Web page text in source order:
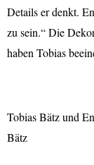
Details er denkt.
zu sein.“ Die
haben Tobias
Tobias Bätz und
Bätz